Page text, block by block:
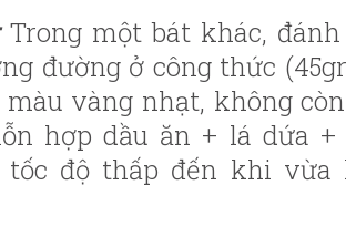
Trong một bát khác,
đường ở công thức
màu vàng nhạt, không
hợp dầu ăn + lá dứa
tốc độ thấp đến khi vừa